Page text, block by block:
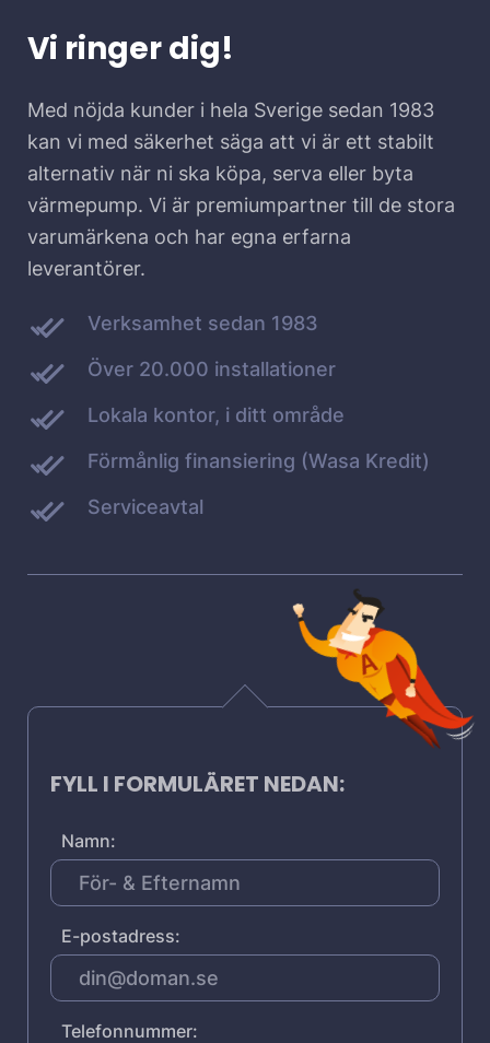
Vi ringer dig!
Med nöjda kunder i hela Sverige sedan 1983
kan vi med säkerhet säga att vi är ett stabilt
alternativ när ni ska köpa, serva eller byta
värmepump. Vi är premiumpartner till de stora
varumärkena och har egna erfarna
leverantörer.
Verksamhet sedan 1983
Över 20.000 installationer
Lokala kontor, i ditt område
Förmånlig finansiering (Wasa Kredit)
Serviceavtal
FYLL I FORMULÄRET NEDAN:
Namn:
E-postadress:
Telefonnummer: